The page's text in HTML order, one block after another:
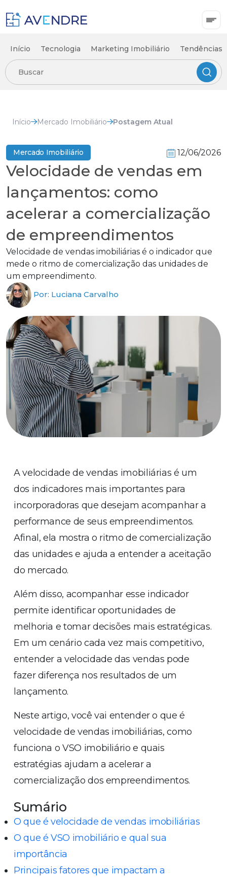
Início Tecnologia Marketing Imobiliário Tendências
Início Mercado Imobiliário Postagem Atual
Mercado Imobiliário 12/06/2026
Velocidade de vendas em
lançamentos: como
acelerar a comercialização
de empreendimentos
Velocidade de vendas imobiliárias é o indicador que
mede o ritmo de comercialização das unidades de
um empreendimento.
Por: Luciana Carvalho
A velocidade de vendas imobiliárias é um
dos indicadores mais importantes para
incorporadoras que desejam acompanhar a
performance de seus empreendimentos.
Afinal, ela mostra o ritmo de comercialização
das unidades e ajuda a entender a aceitação
do mercado.
Além disso, acompanhar esse indicador
permite identificar oportunidades de
melhoria e tomar decisões mais estratégicas.
Em um cenário cada vez mais competitivo,
entender a velocidade das vendas pode
fazer diferença nos resultados de um
lançamento.
Neste artigo, você vai entender o que é
velocidade de vendas imobiliárias, como
funciona o VSO imobiliário e quais
estratégias ajudam a acelerar a
comercialização dos empreendimentos.
Sumário
O que é velocidade de vendas imobiliárias
O que é VSO imobiliário e qual sua
importância
Principais fatores que impactam a